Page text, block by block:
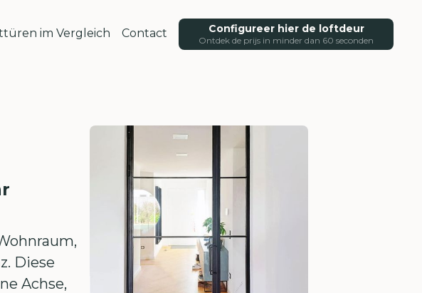
im Vergleich Contact Configureer hier de loftdeur
Ontdek de prijs in minder dan 60 seconden
Diese
Achse,